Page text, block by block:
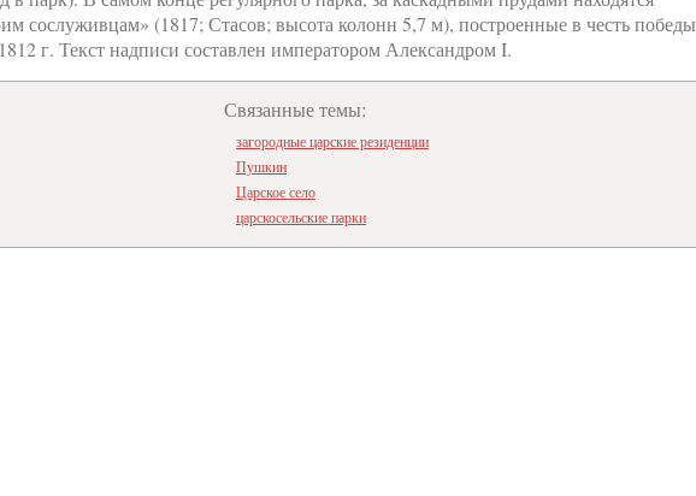
сослуживцам» (1817; Стасов; высота колонн 5,7 м), построенные в честь победы
г. Текст надписи составлен императором Александром I.
Связанные темы:
загородные царские резиденции
Пушкин
Царское село
царскосельские парки